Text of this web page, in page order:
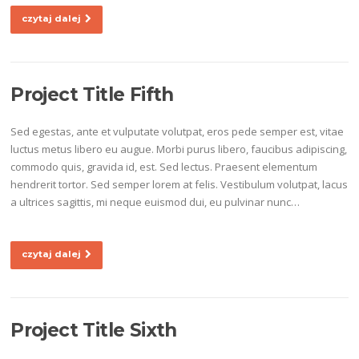
czytaj dalej
Project Title Fifth
Sed egestas, ante et vulputate volutpat, eros pede semper est, vitae
luctus metus libero eu augue. Morbi purus libero, faucibus adipiscing,
commodo quis, gravida id, est. Sed lectus. Praesent elementum
hendrerit tortor. Sed semper lorem at felis. Vestibulum volutpat, lacus
a ultrices sagittis, mi neque euismod dui, eu pulvinar nunc…
czytaj dalej
Project Title Sixth